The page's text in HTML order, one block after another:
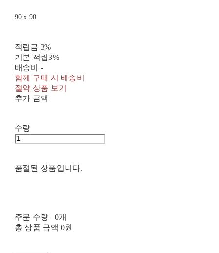
90 x 90
적립금 3%
기본 적립3%
배송비 -
함께 구매 시 배송비
절약 상품 보기
추가 금액
수량
품절된 상품입니다.
주문 수량
0개
총 상품 금액 0원